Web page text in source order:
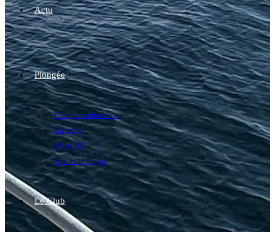
Actu
Plongée
Plongée exploration
Baptême
N1 et N2
Site de plongées
Le Club